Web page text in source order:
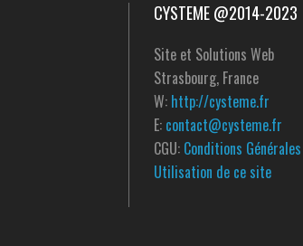
CYSTEME @2014-2023
Site et Solutions Web
Strasbourg, France
W: http://cysteme.fr
E: contact@cysteme.fr
CGU: Conditions Générales
Utilisation de ce site